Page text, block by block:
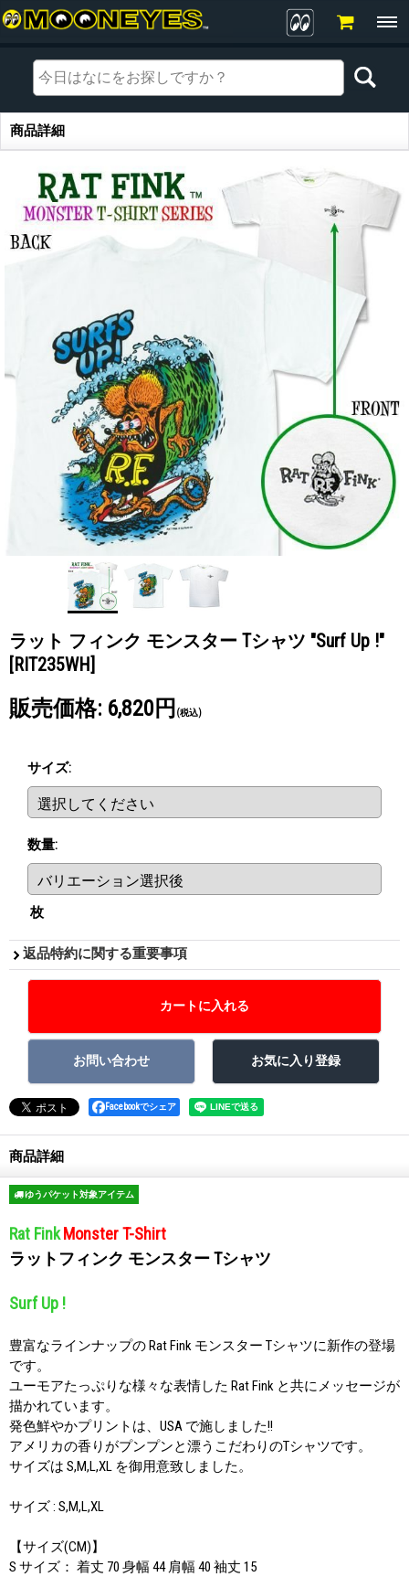
商品詳細
商品詳細
ラット フィンク モンスター Tシャツ "Surf Up !"
[RIT235WH]
販売価格: 6,820円 (税込)
サイズ:
数量:
枚
返品特約に関する重要事項
Facebookでシェア
商品詳細
ゆうパケット対象アイテム
Rat FinkMonster T-Shirt
ラットフィンク モンスター Tシャツ
Surf Up !
豊富なラインナップの Rat Fink モンスター Tシャツに新作の登場
です。
ユーモアたっぷりな様々な表情した Rat Fink と共にメッセージが
描かれています。
発色鮮やかプリントは、USA で施しました!!
アメリカの香りがプンプンと漂うこだわりのTシャツです。
サイズは S,M,L,XL を御用意致しました。
サイズ : S,M,L,XL
【サイズ(CM)】
S サイズ： 着丈 70 身幅 44 肩幅 40 袖丈 15